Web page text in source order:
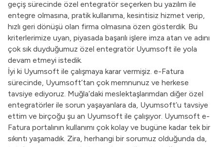
geçiş sürecinde özel entegratör seçerken bu yazılım ile
entegre olmasına, pratik kullanıma, kesintisiz hizmet verip,
hızlı geri dönüşü olan firma olmasına özen gösterdik. Bu
kriterlerimize uyan, piyasada başarılı işlere imza atan ve adını
çok sık duyduğumuz özel entegratör Uyumsoft ile yola
devam etmeyi istedik.
İyi ki Uyumsoft ile çalışmaya karar vermişiz. e-Fatura
sürecinde, Uyumsoft’tan çok memnunuz ve herkese
tavsiye ediyoruz. Muğla’daki meslektaşlarımdan diğer özel
entegratörler ile sorun yaşayanlara da, Uyumsoft’u tavsiye
ettim ve birçoğu şu an Uyumsoft ile çalışıyor. Uyumsoft e-
Fatura portalının kullanımı çok kolay ve bugüne kadar tek bir
sıkıntı yaşamadık. Zira, herhangi bir sorumuz olduğunda da,